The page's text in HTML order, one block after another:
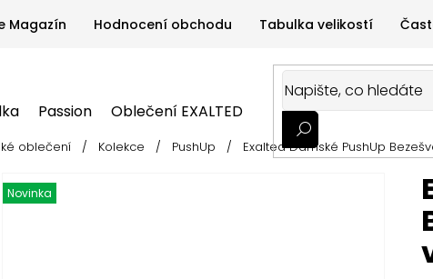
Magazín Hodnocení obchodu Tabulka velikostí
Passion Oblečení EXALTED Oblečení GYMTIME
EXALTED Oblečení GYMTIME Sportovní výživa
oblečení / Kolekce / PushUp / Exalted Dámské PushUp
Novinka